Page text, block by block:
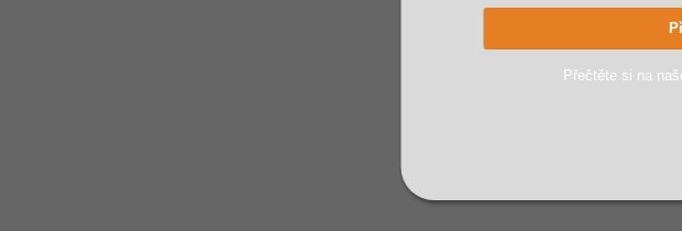
Přečtěte si na